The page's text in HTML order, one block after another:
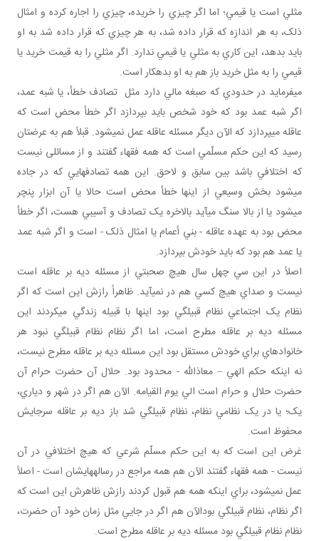
مثلي است يا قيمي؛ اما اگر چيزي را خريده، چيزي را اجاره کرده و امثال
ذلک، به هر اندازه که قرار داده شد، به هر چيزي که قرار داده شد به او
بايد بدهد، اين کاري به مثلي يا قيمي ندارد. اگر مثلي را به قيمت خريد يا
قيمي را به مثل خريد باز هم به او بدهکار است.
مي فرمايد در حدودي که صبغه مالي دارد مثل تصادف خطأ، يا شبه عمد،
اگر شبه عمد بود که خود شخص بايد بپردازد اگر خطأ محض است که
عاقله مي پردازد که الآن ديگر مسئله عاقله عمل نمي شود. قبلاً هم به عرضتان
رسيد که اين حکم مسلّمي است که همه فقهاء گفتند و از مسائلی نيست
که اختلافي باشد بين سابق و لاحق. اين همه تصادف هايي که در جاده
مي شود بخش وسيعي از اينها خطأ محض است حالا يا آن ابزار پنچر
مي شود يا از بالا سنگ مي آيد بالاخره يک تصادف و آسيبي هست، اگر خطأ
محض بود به عهده عاقله - بني أعمام يا امثال ذلک - است و اگر شبه عمد
يا عمد هم بود که بايد خودش بپردازد.
اصلاً در اين سي چهل سال هيچ صحبتي از مسئله ديه بر عاقله است
نيست و صداي هيچ کسي هم در نمي آيد. ظاهراً رازش اين است که اگر
نظام يک اجتماعي نظام قبيلگي بود اينها با قبيله زندگي مي کردند اين
مسئله ديه بر عاقله مطرح است، اما اگر نظام نظام قبيلگي نبود هر
خانواده اي براي خودش مستقل بود اين مسئله ديه بر عاقله مطرح نيست،
نه اينکه حکم الهي – معاذالله - محدود بود. حلال آن حضرت حرام آن
حضرت حلال و حرام است الي يوم القيامه. الآن هم اگر در شهر و دياري،
يک؛ يا در يک نظامي نظام، نظام قبيلگي شد باز ديه بر عاقله سرجايش
محفوظ است.
غرض اين است که به اين حکم مسلّم شرعي که هيچ اختلافي در آن
نيست - همه فقهاء گفتند الآن هم همه مراجع در رساله هايشان است - اصلاً
عمل نمي شود، براي اينکه همه هم قبول کردند رازش ظاهرش اين است که
اگر نظام، نظام قبيلگي بودالآن هم اگر در جايي مثل زمان خود آن حضرت،
نظام نظام قبيلگي بود مسئله ديه بر عاقله مطرح است.